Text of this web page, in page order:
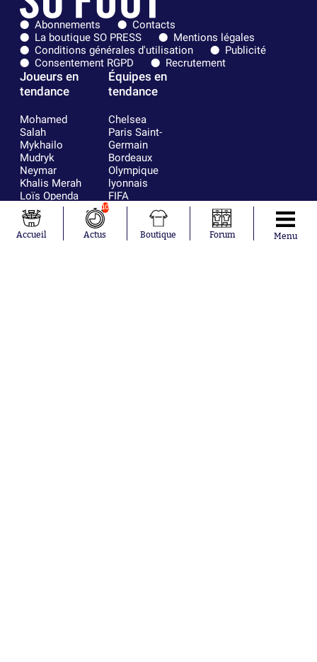
Abonnements
Contacts
La boutique SO PRESS
Mentions légales
Conditions générales d'utilisation
Publicité
Consentement RGPD
Recrutement
Joueurs en
tendance
Mohamed
Salah
Mykhailo
Mudryk
Neymar
Khalis Merah
Loïs Openda
Moussa
Niakhaté
Nicolás
Équipes en
tendance
Chelsea
Paris Saint-
Germain
Bordeaux
Olympique
lyonnais
FIFA
Real Madrid
RC Strasbourg
AC Milan
Accueil
10
Actus Boutique Forum Menu